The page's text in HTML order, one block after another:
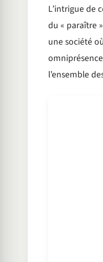
L’intrigue de
du « paraître
une société
l’ensemble